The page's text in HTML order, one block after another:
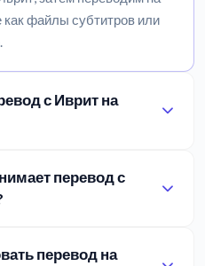
как файлы субтитров или
с Иврит на
перевод с
перевод на